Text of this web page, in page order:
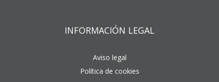
INFORMACIÓN LEGAL
Aviso legal
Política de cookies